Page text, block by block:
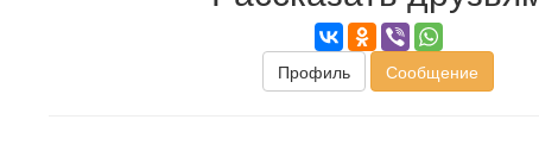
Профиль Сообщение